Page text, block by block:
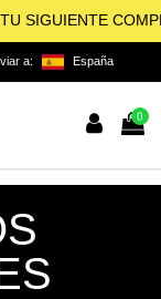
SIGUIENTE
a: España
0